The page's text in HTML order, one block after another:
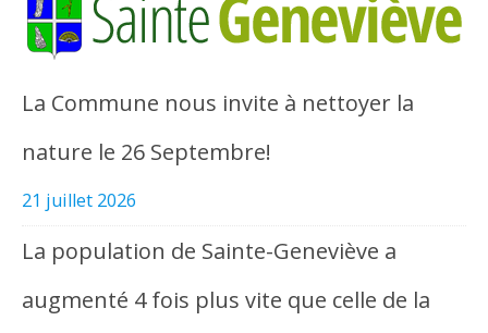
La Commune nous invite à nettoyer la
nature le 26 Septembre!
21 juillet 2026
La population de Sainte-Geneviève a
augmenté 4 fois plus vite que celle de la